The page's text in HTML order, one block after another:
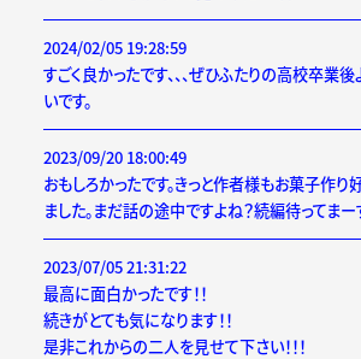
2024/02/05 19:28:59
すごく良かったです、、、ぜひふたりの高校卒業
いです。
2023/09/20 18:00:49
おもしろかったです。きっと作者様もお菓子作
ました。まだ話の途中ですよね？続編待ってまー
2023/07/05 21:31:22
最高に面白かったです！！
続きがとても気になります！！
是非これからの二人を見せて下さい！！！